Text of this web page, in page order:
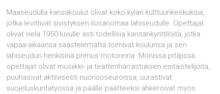
Maaseudulla kansakoulut olivat koko kylän kulttuurikeskuksia,
jotka levittivät sivistyksen ilosanomaa lähiseudulle. Opettajat
olivat vielä 1950-luvulle asti todellisia kansankynttilöitä, jotka
vapaa-aikaansa säästelemättä toimivat koulunsa ja sen
lähiseudun henkisinä primus motoreina. Monissa pitäjissä
opettajat olivat musiikki- ja teatteriharrastuksen esitaistelijoita,
puuhasivat aktiivisesti nuorisoseuroissa, uurastivat
suojeluskuntatyössä ja päälle päätteeksi ahkeroivat myös